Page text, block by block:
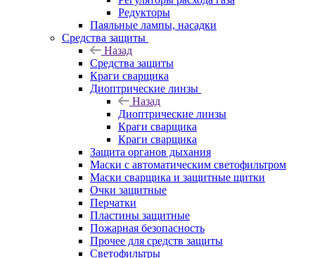
Редукторы
Паяльные лампы, насадки
Средства защиты
Назад
Средства защиты
Краги сварщика
Диоптрические линзы
Назад
Диоптрические линзы
Краги сварщика
Краги сварщика
Защита органов дыхания
Маски с автоматическим светофильтром
Маски сварщика и защитные щитки
Очки защитные
Перчатки
Пластины защитные
Пожарная безопасность
Прочее для средств защиты
Светофильтры